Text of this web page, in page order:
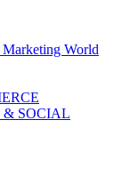
Marketing World
SOCIAL